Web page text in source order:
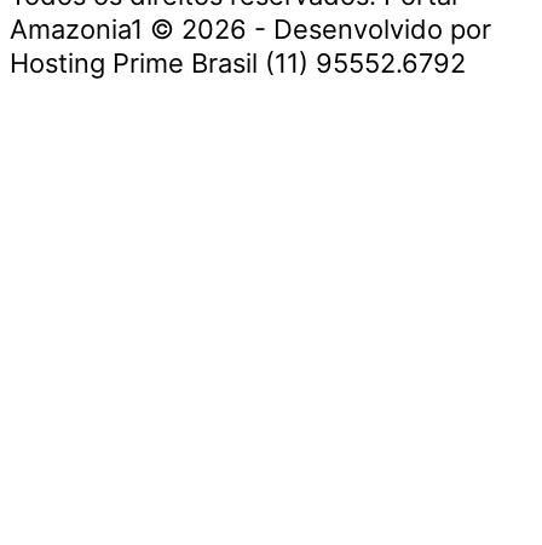
Amazonia1 © 2026 - Desenvolvido por
Hosting Prime Brasil (11) 95552.6792